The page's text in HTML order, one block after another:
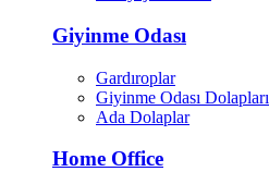
Giyinme Odası
Gardıroplar
Giyinme Odası Dolapları
Ada Dolaplar
Home Office